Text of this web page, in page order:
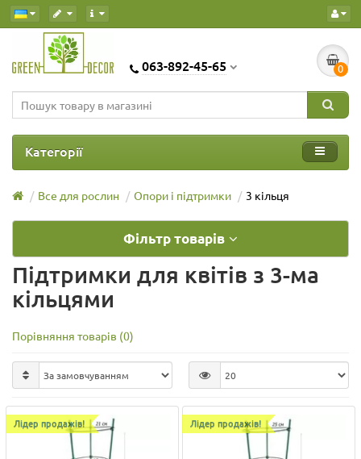
063-892-45-65 0
Категорії
Все для рослин Опори і підтримки 3 кільця
Фільтр товарів
Підтримки для квітів з 3-ма
кільцями
Порівняння товарів (0)
Лідер продажів! Лідер продажів!